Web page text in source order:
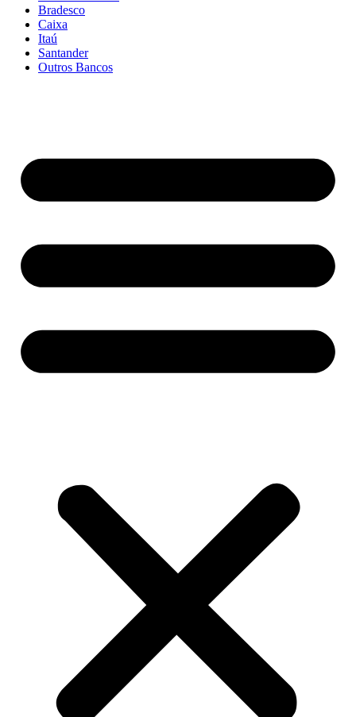
Bradesco
Caixa
Itaú
Santander
Outros Bancos